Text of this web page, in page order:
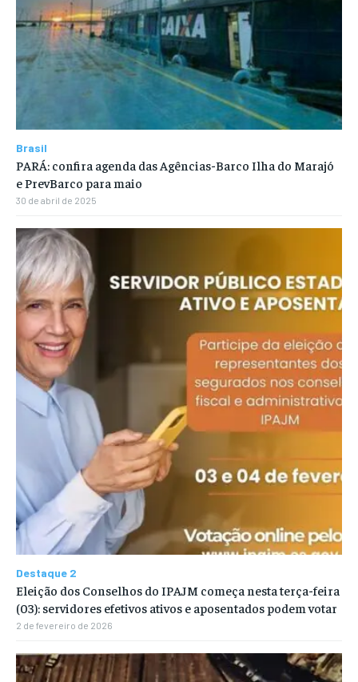
Brasil
PARÁ: confira agenda das Agências-Barco Ilha do Marajó
e PrevBarco para maio
30 de abril de 2025
Destaque 2
Eleição dos Conselhos do IPAJM começa nesta terça-feira
(03): servidores efetivos ativos e aposentados podem votar
2 de fevereiro de 2026